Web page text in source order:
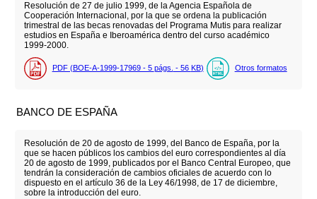
Resolución de 27 de julio 1999, de la Agencia Española de
Cooperación Internacional, por la que se ordena la publicación
trimestral de las becas renovadas del Programa Mutis para realizar
estudios en España e Iberoamérica dentro del curso académico
1999-2000.
PDF (BOE-A-1999-17969 - 5 págs. - 56 KB) Otros formatos
BANCO DE ESPAÑA
Resolución de 20 de agosto de 1999, del Banco de España, por la
que se hacen públicos los cambios del euro correspondientes al día
20 de agosto de 1999, publicados por el Banco Central Europeo, que
tendrán la consideración de cambios oficiales de acuerdo con lo
dispuesto en el artículo 36 de la Ley 46/1998, de 17 de diciembre,
sobre la introducción del euro.